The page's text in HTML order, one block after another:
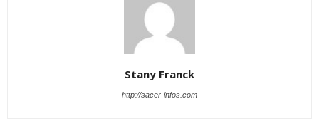
Stany Franck
http://sacer-infos.com